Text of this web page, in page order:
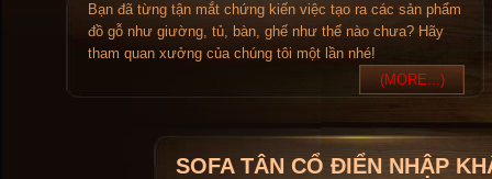
Bạn đã từng tận mắt chứng kiến việc tạo ra các sản phẩm
đồ gỗ như giường, tủ, bàn, ghế như thế nào chưa? Hãy
tham quan xưởng của chúng tôi một lần nhé!
(MORE...)
SOFA TÂN CỔ ĐIỂN NHẬP